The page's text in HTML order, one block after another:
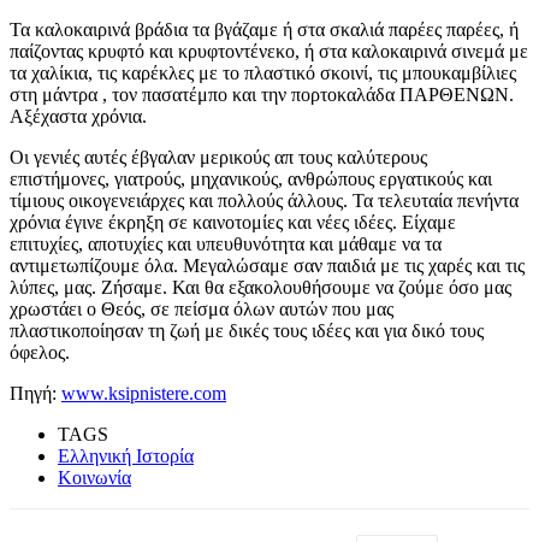
Τα καλοκαιρινά βράδια τα βγάζαμε ή στα σκαλιά παρέες παρέες, ή
παίζοντας κρυφτό και κρυφτοντένεκο, ή στα καλοκαιρινά σινεμά με
τα χαλίκια, τις καρέκλες με το πλαστικό σκοινί, τις μπουκαμβίλιες
στη μάντρα , τον πασατέμπο και την πορτοκαλάδα ΠΑΡΘΕΝΩΝ.
Αξέχαστα χρόνια.
Οι γενιές αυτές έβγαλαν μερικούς απ τους καλύτερους
επιστήμονες, γιατρούς, μηχανικούς, ανθρώπους εργατικούς και
τίμιους οικογενειάρχες και πολλούς άλλους. Τα τελευταία πενήντα
χρόνια έγινε έκρηξη σε καινοτομίες και νέες ιδέες. Είχαμε
επιτυχίες, αποτυχίες και υπευθυνότητα και μάθαμε να τα
αντιμετωπίζουμε όλα. Μεγαλώσαμε σαν παιδιά με τις χαρές και τις
λύπες, μας. Ζήσαμε. Και θα εξακολουθήσουμε να ζούμε όσο μας
χρωστάει ο Θεός, σε πείσμα όλων αυτών που μας
πλαστικοποίησαν τη ζωή με δικές τους ιδέες και για δικό τους
όφελος.
Πηγή: www.ksipnistere.com
TAGS
Ελληνική Ιστορία
Κοινωνία